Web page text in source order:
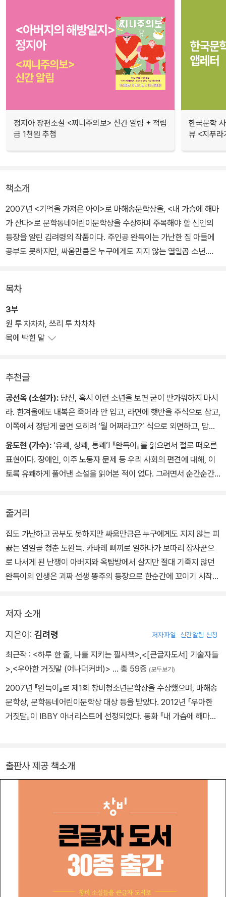
정지아 장편소설 <찌니주의보> 신간 알림 + 적립
금 1천원 추첨
한국문학
뷰 <지푸라
책소개
2007년 <기억을 가져온 아이>로 마해송문학상을, <내 가슴에 해마
가 산다>로 문학동네어린이문학상을 수상하며 주목해야 할 신인의
등장을 알린 김려령의 작품이다. 주인공 완득이는 가난한 집 아들에
공부도 못하지만, 싸움만큼은 누구에게도 지지 않는 열일곱 소년.
만나면서 완득이의 인생은 급커브를 돌게 된다. 킥복싱을 배우면서
세상에 대한 분노를 표출하는 법을 익히고, 어머니를 만나면서 애정
을 표현하는 법을 알게 된다. 그렇게 완득이는 조금씩 성장해나간다.
이 소설의 매력은 리드미컬 문체와 속도감이다. 꾸밈없이 솔직한 문
장과 거침없이 내달리는 이야기, 한바탕 웃고 난 뒤 코끝을 찡하게 하
는 감동을 주는 소설. 제1회 창비청소년문학상 수상작.
목차
3부
원 투 차차차, 쓰리 투 차차차
목에 박힌 말
추천글
공선옥 (소설가): 당신, 혹시 이런 소년을 보면 굳이 반가워하지 마시
라. 한겨울에도 내복은 죽어라 안 입고, 라면에 햇반을 주식으로 삼고,
이쪽에서 정답게 굴면 오히려 ‘뭘 어쩌라고?’ 식으로 외면하고, 맘에
안 드는 담임 죽으라고 기도하고, 질 줄 알면서도 ‘박 터지게’ 싸우는
소년 말이다. 대신 돌아서는 말미에 짜아식, 하고 한번 알은체해주시
라. 소년도 문득, 그 소리에 흘낏 뒤돌아볼지 모른다. 그러나 그도 잠
따위 어울리지 않으니까.
윤도현 (가수): ‘유쾌, 상쾌, 통쾌’! 『완득이』를 읽으면서 절로 떠오른
표현이다. 장애인, 이주 노동자 문제 등 우리 사회의 편견에 대해, 이
토록 유쾌하게 풀어낸 소설을 읽어본 적이 없다. 그러면서 순간순간
줄거리
집도 가난하고 공부도 못하지만 싸움만큼은 누구에게도 지지 않는 피
끓는 열일곱 청춘 도완득. 카바레 삐끼로 일하다가 보따리 장사꾼으
로 나서게 된 난쟁이 아버지와 옥탑방에서 살지만 절대 기죽지 않던
완득이의 인생은 괴짜 선생 똥주의 등장으로 한순간에 꼬이기 시작한
생 ‘똥주’. 하필 이웃에 살면서 날이면 날마다 제 이름을 불러젖히는
똥주 때문에 완득이는 골치가 아프다. 수급대상자에 멋대로 이름을
어머니와 마주치게 한다. 남몰래 불법체류 노동자를 돕는 일을 하던
똥주가 베트남 출신인 완득의 어머니를 찾아낸 것.
처음에는 멋쩍기만 하던 어머니와의 만남에서 애틋함을 배운 완득은
모범생 정윤하와 가까워지면서 ‘꽃냄새 나는 껌’ 같은 첫사랑의 감정
을 느끼게 된다. 그리고 킥복싱을 배우면서 인생의 목표를 찾게 된 완
어 생활의 활력을 되찾는다. 똥주 때문에 묘하게 꼬여버린 줄 알았던
저자 소개
지은이: 김려령 저자파일 신간알림 신청
최근작 : <하루 한 줄, 나를 지키는 필사책>,<[큰글자도서] 기술자들
>,<우아한 거짓말 (어나더커버)> … 총 59종 (모두보기)
2007년 『완득이』로 제1회 창비청소년문학상을 수상했으며, 마해송
문학상, 문학동네어린이문학상 대상 등을 받았다. 2012년 『우아한
거짓말』이 IBBY 아너리스트에 선정되었다. 동화 『내 가슴에 해마가
렁크』 『샹들리에』 『일주일』 『기술자들』 등을 썼다.
출판사 제공 책소개